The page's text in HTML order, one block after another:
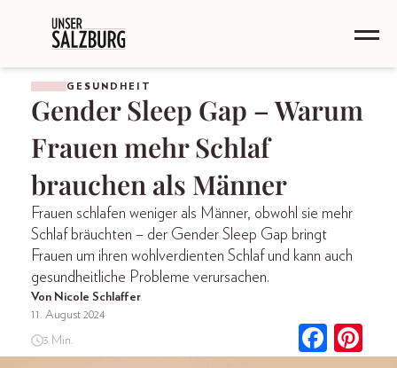
GESUNDHEIT
Gender Sleep Gap – Warum
Frauen mehr Schlaf
brauchen als Männer
Frauen schlafen weniger als Männer, obwohl sie mehr
Schlaf bräuchten – der Gender Sleep Gap bringt
Frauen um ihren wohlverdienten Schlaf und kann auch
gesundheitliche Probleme verursachen.
Von Nicole Schlaffer
11. August 2024
3 Min.